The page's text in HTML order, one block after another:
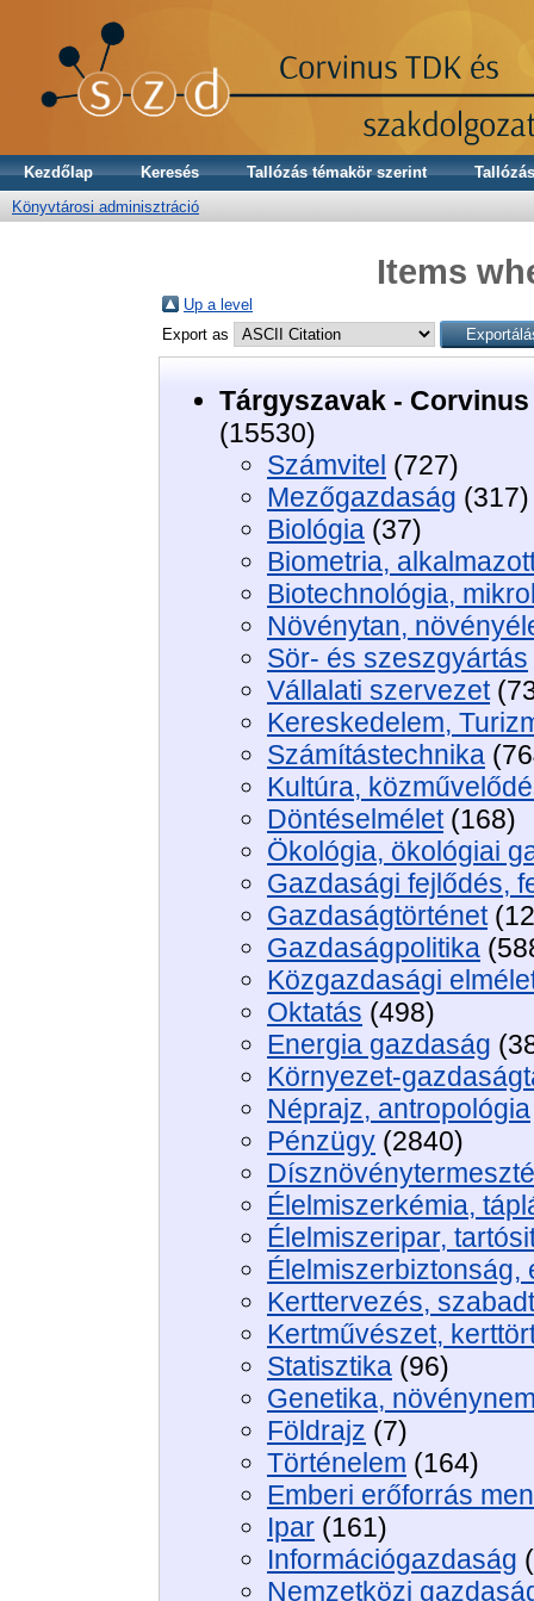
Kezdőlap Keresés Tallózás témakör szerint
Könyvtárosi adminisztráció
Items
Up a level
Export as
Tárgyszavak -
(15530)
Számvitel (727)
Mezőgazdaság (317)
Biológia (37)
Biometria,
Biotechnológia,
Növénytan,
Sör- és szeszgyártás
Vállalati szervezet
Kereskedelem,
Számítástechnika
Kultúra,
Döntéselmélet(168)
Ökológia, ökológiai
Gazdasági fejlődés,
Gazdaságtörténet
Gazdaságpolitika
Közgazdasági
Oktatás (498)
Energia gazdaság
Környezet-
Néprajz, antropológia
Pénzügy (2840)
Élelmiszerkémia,
Élelmiszeripar,
Élelmiszerbiztonság,
Kerttervezés,
Kertművészet,
Statisztika (96)
Genetika,
Földrajz (7)
Történelem (164)
Emberi erőforrás
Ipar (161)
Információgazdaság
Nemzetközi